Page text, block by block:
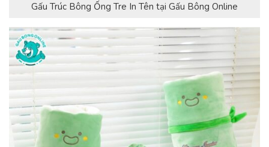
Gấu Trúc Bông Ống Tre In Tên tại Gấu Bông Online